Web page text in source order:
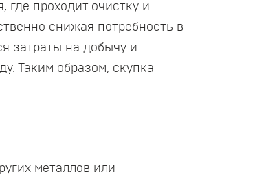
проходит очистку и
снижая потребность в
затраты на добычу и
Таким образом, скупка
металлов или